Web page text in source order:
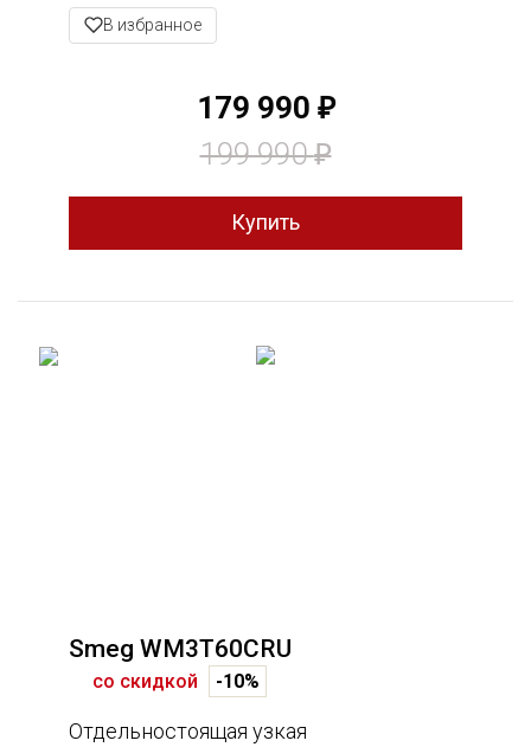
В избранное
179 990 ₽
199 990₽
Smeg WM3T60CRU
со скидкой -10%
Отдельностоящая узкая